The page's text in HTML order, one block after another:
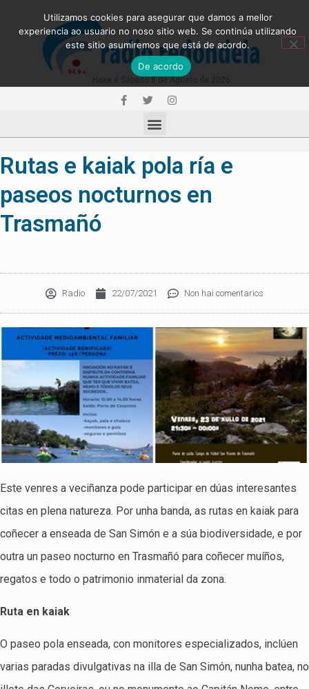
Rutas e kaiak pola ría e
paseos nocturnos en
Trasmañó
Radio 22/07/2021 Non hai comentarios
Este venres a veciñanza pode participar en dúas interesantes
citas en plena natureza. Por unha banda, as rutas en kaiak para
coñecer a enseada de San Simón e a súa biodiversidade, e por
outra un paseo nocturno en Trasmañó para coñecer muíños,
regatos e todo o patrimonio inmaterial da zona.
Ruta en kaiak
O paseo pola enseada, con monitores especializados, inclúen
varias paradas divulgativas na illa de San Simón, nunha batea, no
Utilizamos cookies para asegurar que damos a mellor
experiencia ao usuario no noso sitio web. Se continúa utilizando
este sitio asumiremos que está de acordo.
De acordo